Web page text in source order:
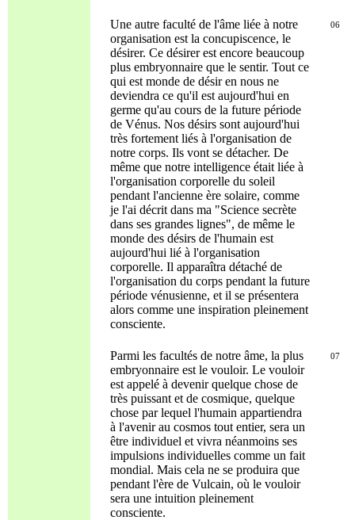
Une autre faculté de l'âme liée à notre
organisation est la concupiscence, le
désirer. Ce désirer est encore beaucoup
plus embryonnaire que le sentir. Tout ce
qui est monde de désir en nous ne
deviendra ce qu'il est aujourd'hui en
germe qu'au cours de la future période
de Vénus. Nos désirs sont aujourd'hui
très fortement liés à l'organisation de
notre corps. Ils vont se détacher. De
même que notre intelligence était liée à
l'organisation corporelle du soleil
pendant l'ancienne ère solaire, comme
je l'ai décrit dans ma "Science secrète
dans ses grandes lignes", de même le
monde des désirs de l'humain est
aujourd'hui lié à l'organisation
corporelle. Il apparaîtra détaché de
l'organisation du corps pendant la future
période vénusienne, et il se présentera
alors comme une inspiration pleinement
consciente.
06
Parmi les facultés de notre âme, la plus
embryonnaire est le vouloir. Le vouloir
est appelé à devenir quelque chose de
très puissant et de cosmique, quelque
chose par lequel l'humain appartiendra
à l'avenir au cosmos tout entier, sera un
être individuel et vivra néanmoins ses
impulsions individuelles comme un fait
mondial. Mais cela ne se produira que
pendant l'ère de Vulcain, où le vouloir
sera une intuition pleinement
consciente.
07